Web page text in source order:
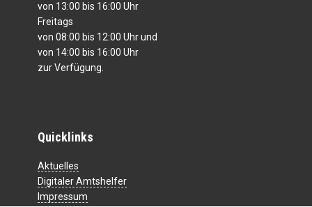
von 13:00 bis 16:00 Uhr
Freitags
von 08:00 bis 12:00 Uhr und
von 14:00 bis 16:00 Uhr
zur Verfügung.
Quicklinks
Aktuelles
Digitaler Amtshelfer
Impressum